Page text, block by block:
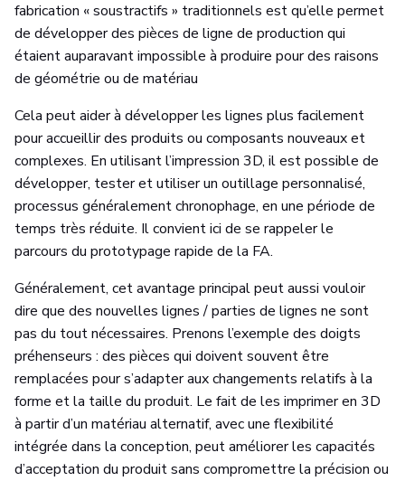
fabrication « soustractifs » traditionnels est qu’elle permet
de développer des pièces de ligne de production qui
étaient auparavant impossible à produire pour des raisons
de géométrie ou de matériau
Cela peut aider à développer les lignes plus facilement
pour accueillir des produits ou composants nouveaux et
complexes. En utilisant l’impression 3D, il est possible de
développer, tester et utiliser un outillage personnalisé,
processus généralement chronophage, en une période de
temps très réduite. Il convient ici de se rappeler le
parcours du prototypage rapide de la FA.
Généralement, cet avantage principal peut aussi vouloir
dire que des nouvelles lignes / parties de lignes ne sont
pas du tout nécessaires. Prenons l’exemple des doigts
préhenseurs : des pièces qui doivent souvent être
remplacées pour s’adapter aux changements relatifs à la
forme et la taille du produit. Le fait de les imprimer en 3D
à partir d’un matériau alternatif, avec une flexibilité
intégrée dans la conception, peut améliorer les capacités
d’acceptation du produit sans compromettre la précision ou